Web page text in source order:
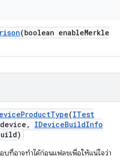
(boolean enableMerkle
ProductType(ITest
device , IDeviceBuildInfo
บที่อาจทำได้ก่อนแฟลชเพื่อให้แน่ใจว่า